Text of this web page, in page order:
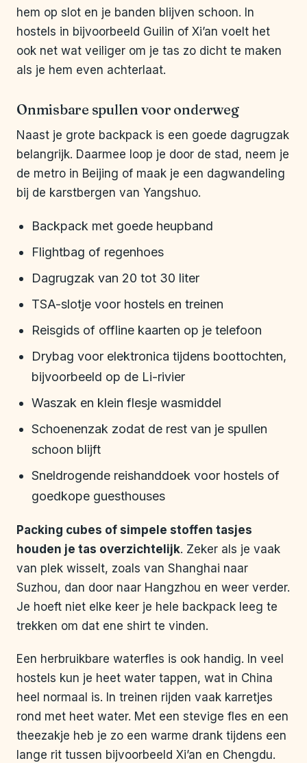
hem op slot en je banden blijven schoon. In
hostels in bijvoorbeeld Guilin of Xi’an voelt het
ook net wat veiliger om je tas zo dicht te maken
als je hem even achterlaat.
Onmisbare spullen voor onderweg
Naast je grote backpack is een goede dagrugzak
belangrijk. Daarmee loop je door de stad, neem je
de metro in Beijing of maak je een dagwandeling
bij de karstbergen van Yangshuo.
Backpack met goede heupband
Flightbag of regenhoes
Dagrugzak van 20 tot 30 liter
TSA-slotje voor hostels en treinen
Reisgids of offline kaarten op je telefoon
Drybag voor elektronica tijdens boottochten,
bijvoorbeeld op de Li-rivier
Waszak en klein flesje wasmiddel
Schoenenzak zodat de rest van je spullen
schoon blijft
Sneldrogende reishanddoek voor hostels of
goedkope guesthouses
Packing cubes of simpele stoffen tasjes
houden je tas overzichtelijk. Zeker als je vaak
van plek wisselt, zoals van Shanghai naar
Suzhou, dan door naar Hangzhou en weer verder.
Je hoeft niet elke keer je hele backpack leeg te
trekken om dat ene shirt te vinden.
Een herbruikbare waterfles is ook handig. In veel
hostels kun je heet water tappen, wat in China
heel normaal is. In treinen rijden vaak karretjes
rond met heet water. Met een stevige fles en een
theezakje heb je zo een warme drank tijdens een
lange rit tussen bijvoorbeeld Xi’an en Chengdu.